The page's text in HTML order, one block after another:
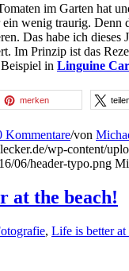
im Garten hat
wenig traurig. Denn
Das habe ich
Im Prinzip ist das
in Linguine
merken
Kommentare/von
wp-content/
06/header-typo.png
at the beach!
, Life is better at